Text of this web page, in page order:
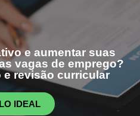
e aumentar suas
vagas de emprego?
e revisão curricular
IDEAL